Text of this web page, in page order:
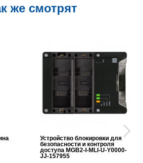
же смотрят
Устройство блокировки для
безопасности и контроля
доступа MGB2-I-MLI-U-Y0000-
JJ-157955